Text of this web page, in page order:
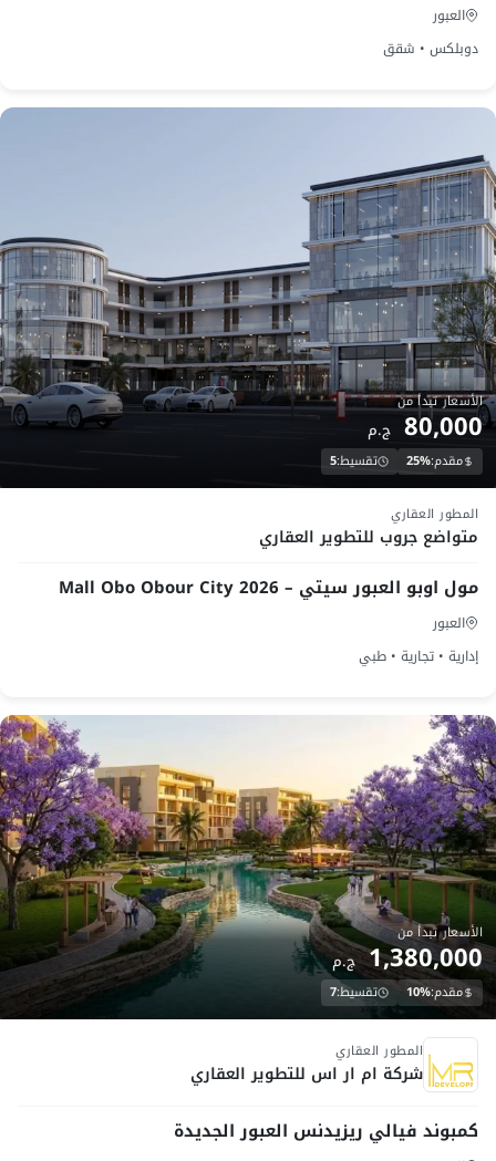
العبور
دوبلكس • شقق
تحت الانشاء
الأسعار تبدأ من
80,000 ج.م
مقدم:25% تقسيط:5
المطور العقاري
متواضع جروب للتطوير العقاري
مول اوبو العبور سيتي – Mall Obo Obour City 2026
العبور
إدارية • تجارية • طبي
تحت الانشاء
الأسعار تبدأ من
1,380,000 ج.م
مقدم:10% تقسيط:7
المطور العقاري
شركة ام ار اس للتطوير العقاري
كمبوند فيالي ريزيدنس العبور الجديدة